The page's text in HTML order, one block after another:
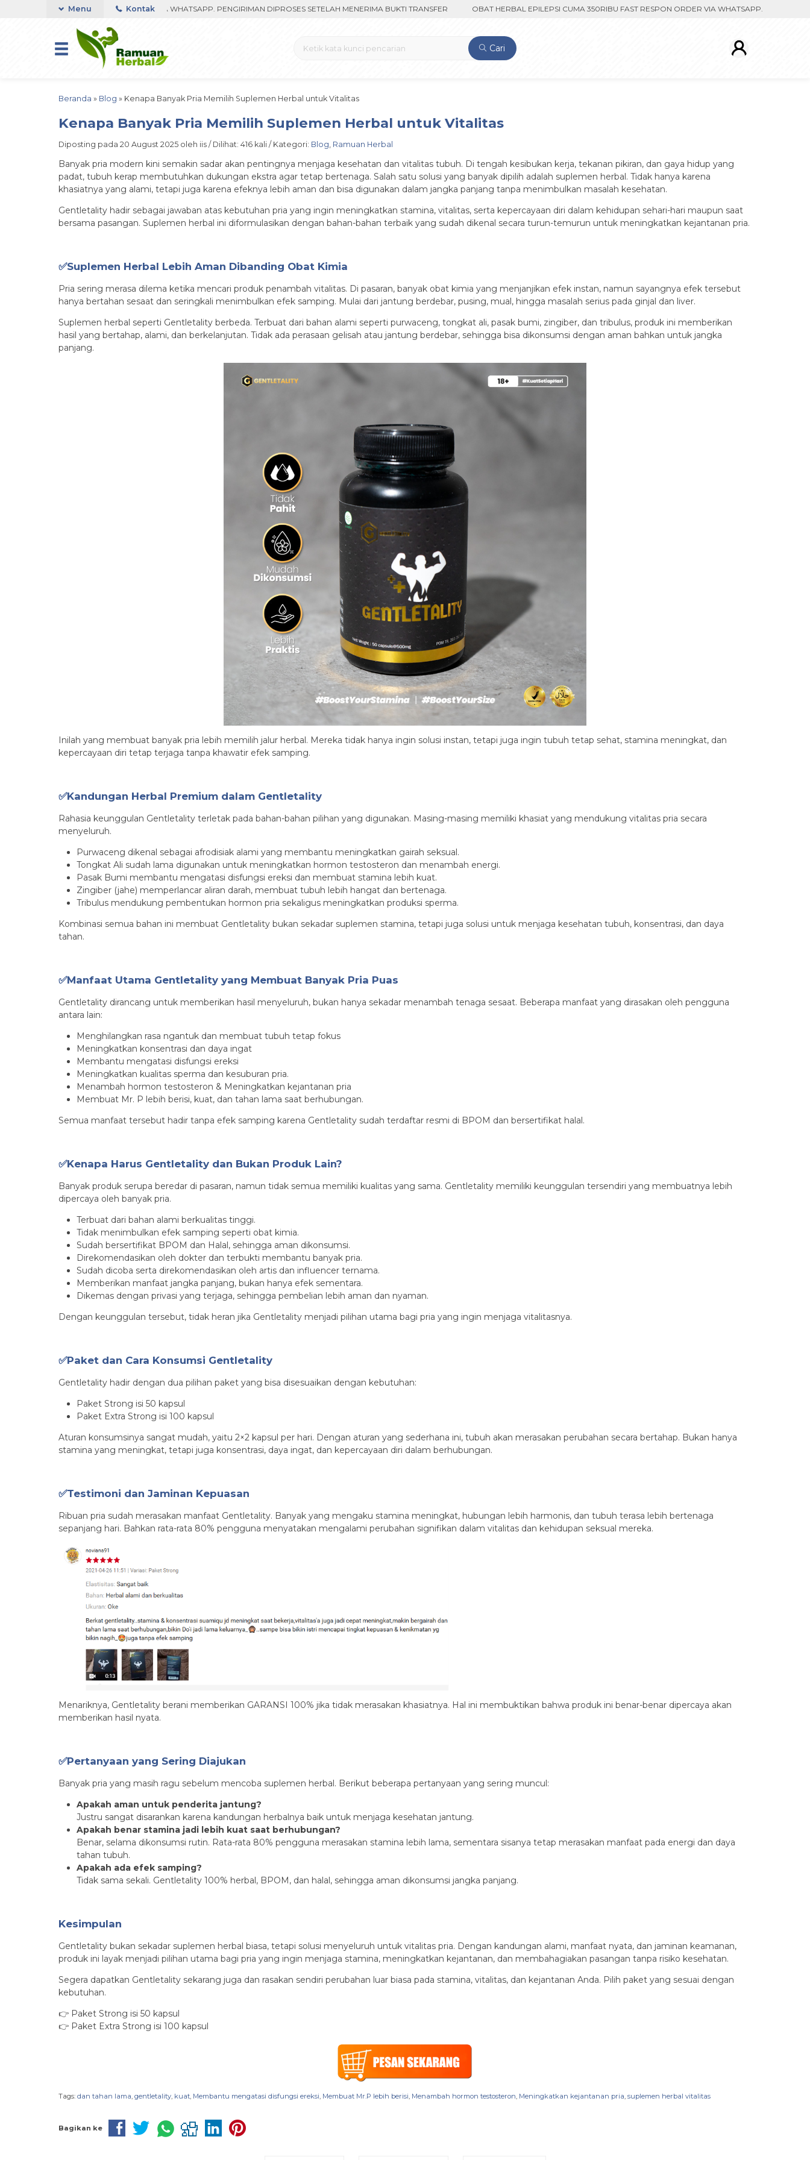
350RIBU FAST RESPON ORDER VIA WHATSAPP. PENGIRIMAN DIPROSES SETELAH MENERIMA BUKTI TRANSFER OBAT HERBAL EPILEPSI CUMA 350RIBU FAST RESPON ORDER VIA WHATSAPP. PENGIRIMAN
Menu Kontak
Cari
Beranda » Blog » Kenapa Banyak Pria Memilih Suplemen Herbal untuk Vitalitas
Kenapa Banyak Pria Memilih Suplemen Herbal untuk Vitalitas
Diposting pada 20 August 2025 oleh iis / Dilihat: 416 kali / Kategori: Blog, Ramuan Herbal
Banyak pria modern kini semakin sadar akan pentingnya menjaga kesehatan dan vitalitas tubuh. Di tengah kesibukan kerja, tekanan pikiran, dan gaya hidup yang
padat, tubuh kerap membutuhkan dukungan ekstra agar tetap bertenaga. Salah satu solusi yang banyak dipilih adalah suplemen herbal. Tidak hanya karena
khasiatnya yang alami, tetapi juga karena efeknya lebih aman dan bisa digunakan dalam jangka panjang tanpa menimbulkan masalah kesehatan.
Gentletality hadir sebagai jawaban atas kebutuhan pria yang ingin meningkatkan stamina, vitalitas, serta kepercayaan diri dalam kehidupan sehari-hari maupun saat
bersama pasangan. Suplemen herbal ini diformulasikan dengan bahan-bahan terbaik yang sudah dikenal secara turun-temurun untuk meningkatkan kejantanan pria.
✅Suplemen Herbal Lebih Aman Dibanding Obat Kimia
Pria sering merasa dilema ketika mencari produk penambah vitalitas. Di pasaran, banyak obat kimia yang menjanjikan efek instan, namun sayangnya efek tersebut
hanya bertahan sesaat dan seringkali menimbulkan efek samping. Mulai dari jantung berdebar, pusing, mual, hingga masalah serius pada ginjal dan liver.
Suplemen herbal seperti Gentletality berbeda. Terbuat dari bahan alami seperti purwaceng, tongkat ali, pasak bumi, zingiber, dan tribulus, produk ini memberikan
hasil yang bertahap, alami, dan berkelanjutan. Tidak ada perasaan gelisah atau jantung berdebar, sehingga bisa dikonsumsi dengan aman bahkan untuk jangka
panjang.
Inilah yang membuat banyak pria lebih memilih jalur herbal. Mereka tidak hanya ingin solusi instan, tetapi juga ingin tubuh tetap sehat, stamina meningkat, dan
kepercayaan diri tetap terjaga tanpa khawatir efek samping.
✅Kandungan Herbal Premium dalam Gentletality
Rahasia keunggulan Gentletality terletak pada bahan-bahan pilihan yang digunakan. Masing-masing memiliki khasiat yang mendukung vitalitas pria secara
menyeluruh.
Purwaceng dikenal sebagai afrodisiak alami yang membantu meningkatkan gairah seksual.
Tongkat Ali sudah lama digunakan untuk meningkatkan hormon testosteron dan menambah energi.
Pasak Bumi membantu mengatasi disfungsi ereksi dan membuat stamina lebih kuat.
Zingiber (jahe) memperlancar aliran darah, membuat tubuh lebih hangat dan bertenaga.
Tribulus mendukung pembentukan hormon pria sekaligus meningkatkan produksi sperma.
Kombinasi semua bahan ini membuat Gentletality bukan sekadar suplemen stamina, tetapi juga solusi untuk menjaga kesehatan tubuh, konsentrasi, dan daya
tahan.
✅Manfaat Utama Gentletality yang Membuat Banyak Pria Puas
Gentletality dirancang untuk memberikan hasil menyeluruh, bukan hanya sekadar menambah tenaga sesaat. Beberapa manfaat yang dirasakan oleh pengguna
antara lain:
Menghilangkan rasa ngantuk dan membuat tubuh tetap fokus
Meningkatkan konsentrasi dan daya ingat
Membantu mengatasi disfungsi ereksi
Meningkatkan kualitas sperma dan kesuburan pria.
Menambah hormon testosteron & Meningkatkan kejantanan pria
Membuat Mr. P lebih berisi, kuat, dan tahan lama saat berhubungan.
Semua manfaat tersebut hadir tanpa efek samping karena Gentletality sudah terdaftar resmi di BPOM dan bersertifikat halal.
✅Kenapa Harus Gentletality dan Bukan Produk Lain?
Banyak produk serupa beredar di pasaran, namun tidak semua memiliki kualitas yang sama. Gentletality memiliki keunggulan tersendiri yang membuatnya lebih
dipercaya oleh banyak pria.
Terbuat dari bahan alami berkualitas tinggi.
Tidak menimbulkan efek samping seperti obat kimia.
Sudah bersertifikat BPOM dan Halal, sehingga aman dikonsumsi.
Direkomendasikan oleh dokter dan terbukti membantu banyak pria.
Sudah dicoba serta direkomendasikan oleh artis dan influencer ternama.
Memberikan manfaat jangka panjang, bukan hanya efek sementara.
Dikemas dengan privasi yang terjaga, sehingga pembelian lebih aman dan nyaman.
Dengan keunggulan tersebut, tidak heran jika Gentletality menjadi pilihan utama bagi pria yang ingin menjaga vitalitasnya.
✅Paket dan Cara Konsumsi Gentletality
Gentletality hadir dengan dua pilihan paket yang bisa disesuaikan dengan kebutuhan:
Paket Strong isi 50 kapsul
Paket Extra Strong isi 100 kapsul
Aturan konsumsinya sangat mudah, yaitu 2×2 kapsul per hari. Dengan aturan yang sederhana ini, tubuh akan merasakan perubahan secara bertahap. Bukan hanya
stamina yang meningkat, tetapi juga konsentrasi, daya ingat, dan kepercayaan diri dalam berhubungan.
✅Testimoni dan Jaminan Kepuasan
Ribuan pria sudah merasakan manfaat Gentletality. Banyak yang mengaku stamina meningkat, hubungan lebih harmonis, dan tubuh terasa lebih bertenaga
sepanjang hari. Bahkan rata-rata 80% pengguna menyatakan mengalami perubahan signifikan dalam vitalitas dan kehidupan seksual mereka.
Menariknya, Gentletality berani memberikan GARANSI 100% jika tidak merasakan khasiatnya. Hal ini membuktikan bahwa produk ini benar-benar dipercaya akan
memberikan hasil nyata.
✅Pertanyaan yang Sering Diajukan
Banyak pria yang masih ragu sebelum mencoba suplemen herbal. Berikut beberapa pertanyaan yang sering muncul:
Apakah aman untuk penderita jantung?
Justru sangat disarankan karena kandungan herbalnya baik untuk menjaga kesehatan jantung.
Apakah benar stamina jadi lebih kuat saat berhubungan?
Benar, selama dikonsumsi rutin. Rata-rata 80% pengguna merasakan stamina lebih lama, sementara sisanya tetap merasakan manfaat pada energi dan daya
tahan tubuh.
Apakah ada efek samping?
Tidak sama sekali. Gentletality 100% herbal, BPOM, dan halal, sehingga aman dikonsumsi jangka panjang.
Kesimpulan
Gentletality bukan sekadar suplemen herbal biasa, tetapi solusi menyeluruh untuk vitalitas pria. Dengan kandungan alami, manfaat nyata, dan jaminan keamanan,
produk ini layak menjadi pilihan utama bagi pria yang ingin menjaga stamina, meningkatkan kejantanan, dan membahagiakan pasangan tanpa risiko kesehatan.
Segera dapatkan Gentletality sekarang juga dan rasakan sendiri perubahan luar biasa pada stamina, vitalitas, dan kejantanan Anda. Pilih paket yang sesuai dengan
kebutuhan.
👉 Paket Strong isi 50 kapsul
👉 Paket Extra Strong isi 100 kapsul
Tags: dan tahan lama, gentletality, kuat, Membantu mengatasi disfungsi ereksi, Membuat Mr.P lebih berisi, Menambah hormon testosteron, Meningkatkan kejantanan pria, suplemen herbal vitalitas
Bagikan ke